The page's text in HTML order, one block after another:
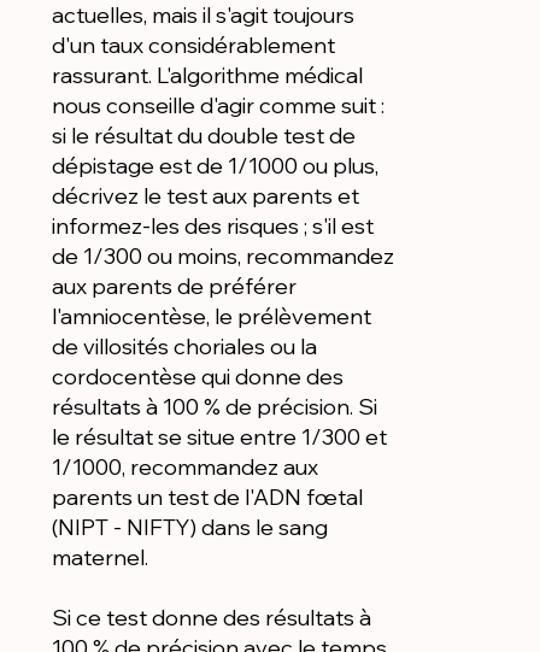
actuelles, mais il s'agit toujours
d'un taux considérablement
rassurant. L'algorithme médical
nous conseille d'agir comme suit :
si le résultat du double test de
dépistage est de 1/1000 ou plus,
décrivez le test aux parents et
informez-les des risques ; s'il est
de 1/300 ou moins, recommandez
aux parents de préférer
l'amniocentèse, le prélèvement
de villosités choriales ou la
cordocentèse qui donne des
résultats à 100 % de précision. Si
le résultat se situe entre 1/300 et
1/1000, recommandez aux
parents un test de l'ADN fœtal
(NIPT - NIFTY) dans le sang
maternel.
Si ce test donne des résultats à